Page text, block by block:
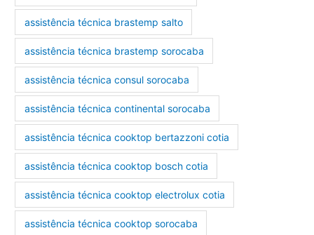
assistência técnica brastemp salto
assistência técnica brastemp sorocaba
assistência técnica consul sorocaba
assistência técnica continental sorocaba
assistência técnica cooktop bertazzoni cotia
assistência técnica cooktop bosch cotia
assistência técnica cooktop electrolux cotia
assistência técnica cooktop sorocaba